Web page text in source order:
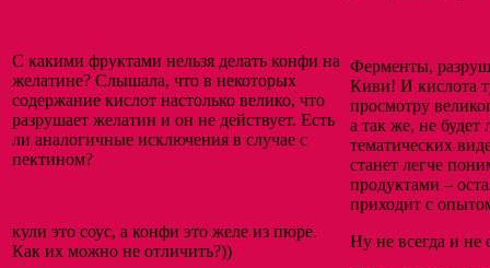
С какими фруктами нельзя делать конфи на
желатине? Слышала, что в некоторых
содержание кислот настолько велико, что
разрушает желатин и он не действует. Есть
ли аналогичные исключения в случае с
пектином?
Ферменты,
Киви! И кислота
просмотру
а так же, не
тематических
станет легче
продуктами –
приходит с
кули это соус, а конфи это желе из пюре.
Как их можно не отличить?))
Ну не всегда и